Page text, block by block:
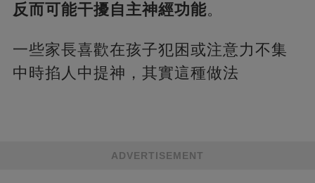
反而可能干擾自主神經功能。
一些家長喜歡在孩子犯困或注意力不集
中時掐人中提神，其實這種做法
ADVERTISEMENT